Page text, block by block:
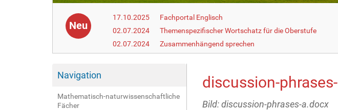
Neu
17.10.2025
Fachportal Englisch
02.07.2024
Themenspezifischer Wortschatz für die Oberstufe
02.07.2024
Zusammenhängend sprechen
Navigation
Mathematisch-naturwissenschaftliche
Fächer
discussion-
Bild: discussion-phrases-a.docx